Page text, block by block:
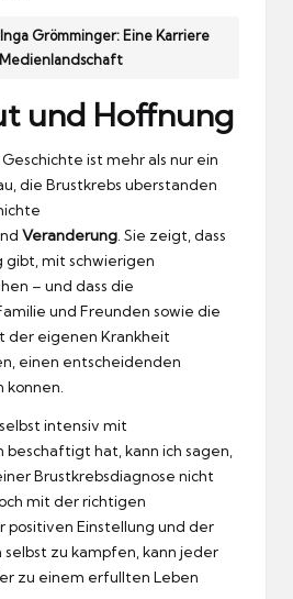
Inga Grömminger: Eine Karriere
und Hoffnung
ist mehr als nur ein
die Brustkrebs uberstanden
Veranderung Sie zeigt, dass
gibt, mit schwierigen
– und dass die
und Freunden sowie die
der eigenen Krankheit
einen entscheidenden
intensiv mit
hat, kann ich sagen,
Brustkrebsdiagnose nicht
mit der richtigen
Einstellung und der
zu kampfen, kann jeder
zu einem erfullten Leben